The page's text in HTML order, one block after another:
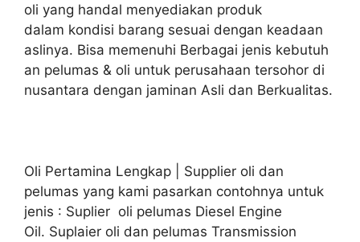
oli yang handal menyediakan produk
dalam kondisi barang sesuai dengan keadaan
aslinya. Bisa memenuhi Berbagai jenis kebutuh
an pelumas & oli untuk perusahaan tersohor di
nusantara dengan jaminan Asli dan Berkualitas.
Oli Pertamina Lengkap | Supplier oli dan
pelumas yang kami pasarkan contohnya untuk
jenis : Suplier oli pelumas Diesel Engine
Oil. Suplaier oli dan pelumas Transmission